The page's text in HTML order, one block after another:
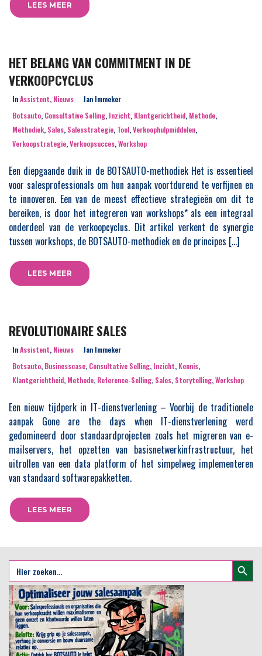
LEES MEER
HET BELANG VAN COMMITMENT IN DE
VERKOOPCYCLUS
InAssistent, Nieuws
Jan Immeker
Botsauto, Consultative Selling, Inzicht, Klantgerichtheid, Methode,
Methodiek, Sales, Salesstrategie, Tool,Verkoophulpmiddelen,
Verkoopstrategie,Verkoopsucces,Workshop
Een diepgaande duik in de BOTSAUTO-methodiek Het is essentieel
voor salesprofessionals om hun aanpak voortdurend te verfijnen en
te innoveren. Een van de meest effectieve strategieën om dit te
bereiken, is door het integreren van workshops* als een integraal
onderdeel van de verkoopcyclus. Dit artikel verkent de synergie
tussen workshops, de BOTSAUTO-methodiek en de principes […]
LEES MEER
REVOLUTIONAIRE SALES
InAssistent, Nieuws
Jan Immeker
Botsauto, Businesscase, Consultative Selling, Inzicht, Kennis,
Klantgerichtheid, Methode, Reference-Selling, Sales, Storytelling,Workshop
Een nieuw tijdperk in IT-dienstverlening – Voorbij de traditionele
aanpak Gone are the days when IT-dienstverlening werd
gedomineerd door standaardprojecten zoals het migreren van e-
mailservers, het opzetten van basisnetwerkinfrastructuur, het
uitrollen van een data platform of het simpelweg implementeren
van standaard softwarepakketten.
LEES MEER
Zoek
naar: